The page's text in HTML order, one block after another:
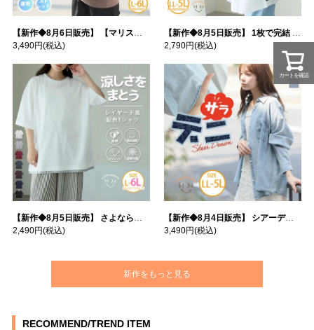
【新作◆8月6日販売】 【マリスポーツ】 運動初心者さんのための フード付き パーカー | 大きいサイズの通販ならハッピーマリリン
3,490円(税込)
【新作◆8月5日販売】 1枚で完結 袖口＆バック フハク使い トップス | 大きいサイズの通販ならハッピーマリリン
2,790円(税込)
【新作◆8月5日販売】 さよなら猛暑 涼しさを着る 遮熱 接触冷感 吸水・速乾 五分袖 コンフォートメッシュ 配色レイヤード 風ゆる Tシャツ | 大きいサイズの通販ならハッピーマリリン
2,490円(税込)
【新作◆8月4日販売】 シアーデニムで お洒落に肌隠し | 大きいサイズの通販ならハッピーマリリン
3,490円(税込)
新作をもっと見る
RECOMMEND/TREND ITEM
カートを確認